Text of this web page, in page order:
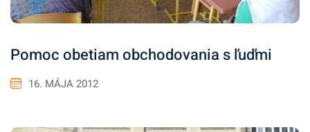
Pomoc obetiam obchodovania s ľuďmi
16. MÁJA 2012